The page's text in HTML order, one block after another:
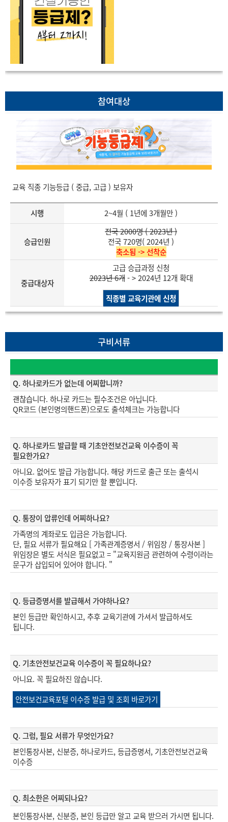
참여대상
교육 직종 기능등급 ( 중급, 고급 ) 보유자
시행 2~4월 ( 1년에 3개월만 )
승급인원
전국 2000명 ( 2023년 )
전국 720명( 2024년 )
축소됨 -> 선착순
중급대상자
고급 승급과정 신청
2023년 6개- > 2024년 12개 확대
직종별 교육기관에 신청
구비서류
Q. 하나로카드가 없는데 어찌합니까?
괜찮습니다. 하나로 카드는 필수조건은 아닙니다.
QR코드 (본인명의핸드폰)으로도 출석체크는 가능합니다
Q. 하나로카드 발급할 때 기초안전보건교육 이수증이 꼭
필요한가요?
아니요. 없어도 발급 가능합니다. 해당 카드로 출근 또는 출석시
이수증 보유자가 표기 되기만 할 뿐입니다.
Q. 통장이 압류인데 어찌하나요?
가족명의 계좌로도 입금은 가능합니다.
단, 필요 서류가 필요해요 [ 가족관계증명서 / 위임장 / 통장사본 ]
위임장은 별도 서식은 필요없고 = "교육지원금 관련하여 수령이라는
문구가 삽입되어 있어야 합니다. "
Q. 등급증명서를 발급해서 가야하나요?
본인 등급만 확인하시고, 추후 교육기관에 가셔서 발급하셔도
됩니다.
Q. 기초안전보건교육 이수증이 꼭 필요하나요?
아니요. 꼭 필요하진 않습니다.
안전보건교육포털 이수증 발급 및 조회 바로가기
Q. 그럼, 필요 서류가 무엇인가요?
본인통장사본, 신분증, 하나로카드, 등급증명서, 기초안전보건교육
이수증
Q. 최소한은 어찌되나요?
본인통장사본, 신분증, 본인 등급만 알고 교육 받으러 가시면 됩니다.